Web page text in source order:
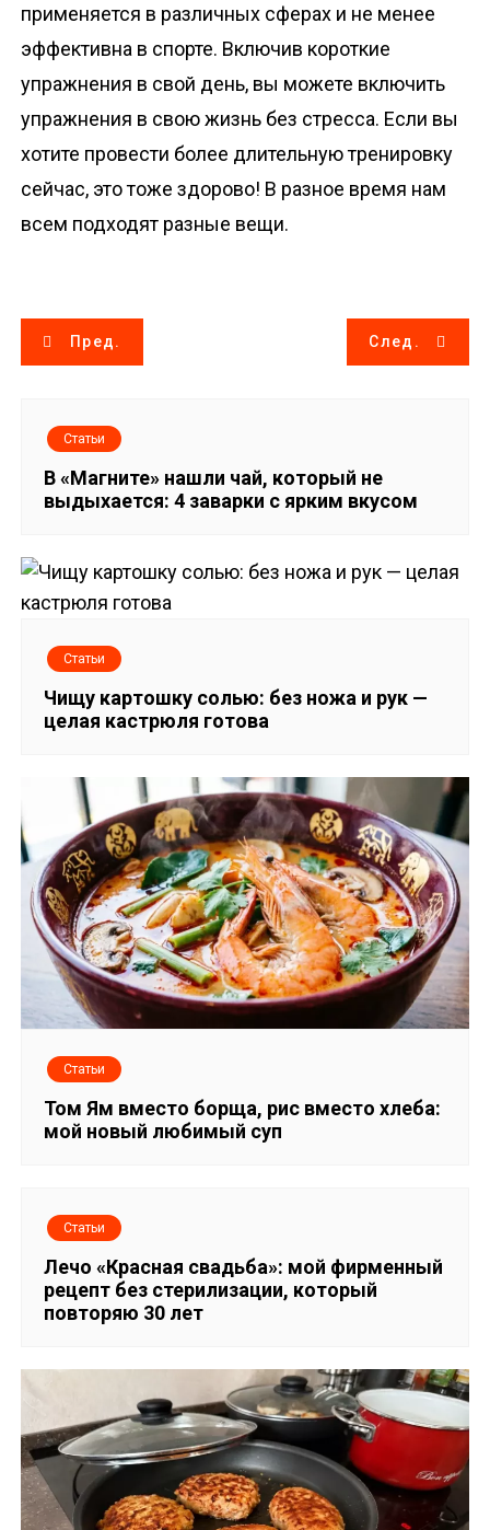
применяется в различных сферах и не менее
эффективна в спорте. Включив короткие
упражнения в свой день, вы можете включить
упражнения в свою жизнь без стресса. Если вы
хотите провести более длительную тренировку
сейчас, это тоже здорово! В разное время нам
всем подходят разные вещи.
Н
а
ц
о
з
а
п
и
м
Пред. След.
Статьи
В «Магните» нашли чай, который не
выдыхается: 4 заварки с ярким вкусом
Статьи
Чищу картошку солью: без ножа и рук —
целая кастрюля готова
Статьи
Том Ям вместо борща, рис вместо хлеба:
мой новый любимый суп
Статьи
Лечо «Красная свадьба»: мой фирменный
рецепт без стерилизации, который
повторяю 30 лет